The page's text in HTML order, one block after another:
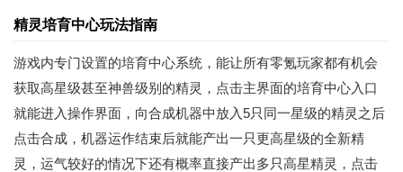
精灵培育中心玩法指南
游戏内专门设置的培育中心系统，能让所有零氪玩家都有机会
获取高星级甚至神兽级别的精灵，点击主界面的培育中心入口
就能进入操作界面，向合成机器中放入5只同一星级的精灵之后
点击合成，机器运作结束后就能产出一只更高星级的全新精
灵，运气较好的情况下还有概率直接产出多只高星精灵，点击